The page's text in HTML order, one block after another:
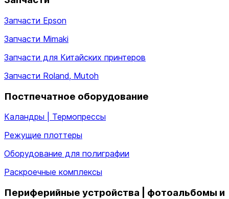
Запчасти Epson
Запчасти Mimaki
Запчасти для Китайских принтеров
Запчасти Roland, Mutoh
Постпечатное оборудование
Каландры | Термопрессы
Режущие плоттеры
Оборудование для полиграфии
Раскроечные комплексы
Периферийные устройства | фотоальбомы и